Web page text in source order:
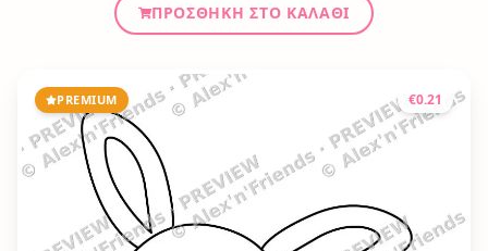
ΠΡΟΣΘΉΚΗ ΣΤΟ ΚΑΛΆΘΙ
PREMIUM €0.21